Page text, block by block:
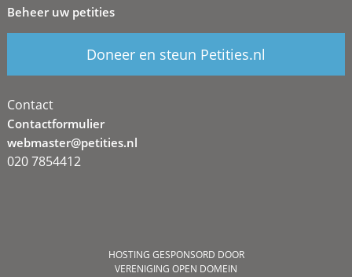
Beheer uw petities
Doneer en steun Petities.nl
Contact
Contactformulier
webmaster@petities.nl
020 7854412
HOSTING GESPONSORD DOOR
VERENIGING OPEN DOMEIN